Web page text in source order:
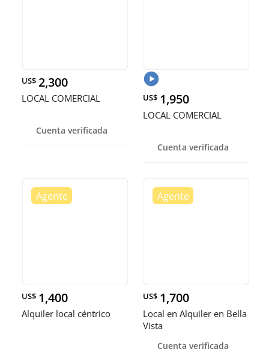
US$ 2,300
LOCAL COMERCIAL
Cuenta verificada
US$ 1,950
LOCAL COMERCIAL
Cuenta verificada
US$ 1,400
Alquiler local céntrico
US$ 1,700
Local en Alquiler en Bella
Vista
Cuenta verificada